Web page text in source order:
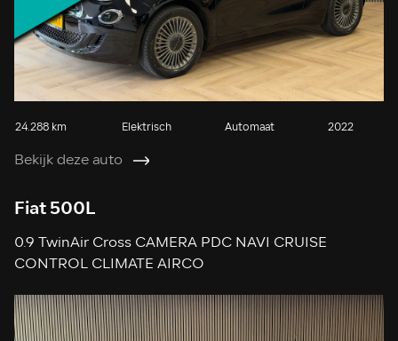
24.288 km Elektrisch Automaat 2022
Bekijk deze auto
Fiat 500L
0.9 TwinAir Cross CAMERA PDC NAVI CRUISE
CONTROL CLIMATE AIRCO